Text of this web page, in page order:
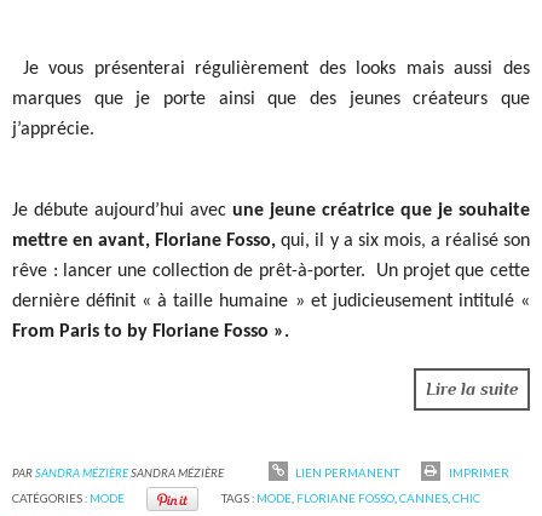
Je vous présenterai régulièrement des looks mais aussi des
marques que je porte ainsi que des jeunes créateurs que
j’apprécie.
Je débute aujourd’hui avecune jeune créatrice que je souhaite
mettre en avant, Floriane Fosso, qui, il y a six mois, a réalisé son
rêve : lancer une collection de prêt-à-porter.
Un projet que cette
dernière définit « à taille humaine » et judicieusement intitulé «
From Paris to by Floriane Fosso ».
Lire la suite
PARSANDRA MÉZIÈRESANDRA MÉZIÈRE LIEN PERMANENT
IMPRIMER
CATÉGORIES : MODE TAGS : MODE, FLORIANE FOSSO, CANNES, CHIC